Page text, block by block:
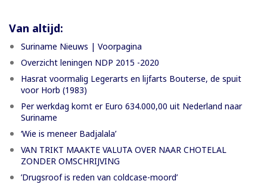
Van altijd:
Suriname Nieuws | Voorpagina
Overzicht leningen NDP 2015 -2020
Hasrat voormalig Legerarts en lijfarts Bouterse, de spuit
voor Horb (1983)
Per werkdag komt er Euro 634.000,00 uit Nederland naar
Suriname
‘Wie is meneer Badjalala’
VAN TRIKT MAAKTE VALUTA OVER NAAR CHOTELAL
ZONDER OMSCHRIJVING
’Drugsroof is reden van coldcase-moord’